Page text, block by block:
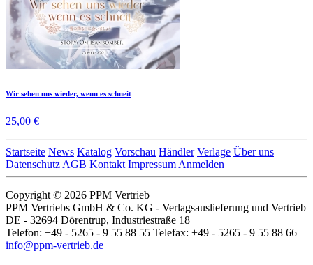
Wir sehen uns wieder, wenn es schneit
25,00 €
Startseite News Katalog Vorschau Händler Verlage Über uns
Datenschutz AGB Kontakt Impressum Anmelden
Copyright © 2026 PPM Vertrieb
PPM Vertriebs GmbH & Co. KG - Verlagsauslieferung und Vertrieb
DE - 32694 Dörentrup, Industriestraße 18
Telefon: +49 - 5265 - 9 55 88 55 Telefax: +49 - 5265 - 9 55 88 66
info@ppm-vertrieb.de